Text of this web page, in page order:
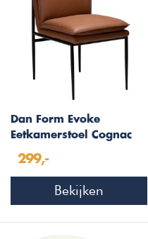
Dan Form Evoke
Eetkamerstoel Cognac
299,-
Bekijken